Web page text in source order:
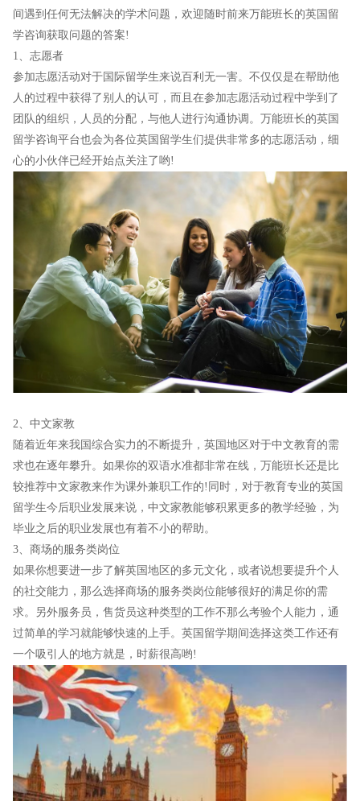
间遇到任何无法解决的学术问题，欢迎随时前来万能班长的英国留
学咨询获取问题的答案!
1、志愿者
参加志愿活动对于国际留学生来说百利无一害。不仅仅是在帮助他
人的过程中获得了别人的认可，而且在参加志愿活动过程中学到了
团队的组织，人员的分配，与他人进行沟通协调。万能班长的英国
留学咨询平台也会为各位英国留学生们提供非常多的志愿活动，细
心的小伙伴已经开始点关注了哟!
2、中文家教
随着近年来我国综合实力的不断提升，英国地区对于中文教育的需
求也在逐年攀升。如果你的双语水准都非常在线，万能班长还是比
较推荐中文家教来作为课外兼职工作的!同时，对于教育专业的英国
留学生今后职业发展来说，中文家教能够积累更多的教学经验，为
毕业之后的职业发展也有着不小的帮助。
3、商场的服务类岗位
如果你想要进一步了解英国地区的多元文化，或者说想要提升个人
的社交能力，那么选择商场的服务类岗位能够很好的满足你的需
求。另外服务员，售货员这种类型的工作不那么考验个人能力，通
过简单的学习就能够快速的上手。英国留学期间选择这类工作还有
一个吸引人的地方就是，时薪很高哟!